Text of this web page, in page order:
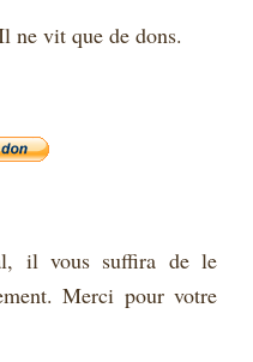
ne vit que de dons.
il vous suffira de le
Merci pour votre